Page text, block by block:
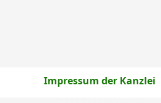
Impressum der Kanzlei